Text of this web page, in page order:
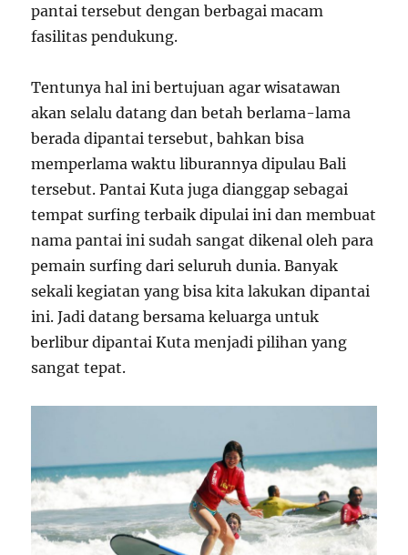
pantai tersebut dengan berbagai macam
fasilitas pendukung.
Tentunya hal ini bertujuan agar wisatawan
akan selalu datang dan betah berlama-lama
berada dipantai tersebut, bahkan bisa
memperlama waktu liburannya dipulau Bali
tersebut. Pantai Kuta juga dianggap sebagai
tempat surfing terbaik dipulai ini dan membuat
nama pantai ini sudah sangat dikenal oleh para
pemain surfing dari seluruh dunia. Banyak
sekali kegiatan yang bisa kita lakukan dipantai
ini. Jadi datang bersama keluarga untuk
berlibur dipantai Kuta menjadi pilihan yang
sangat tepat.